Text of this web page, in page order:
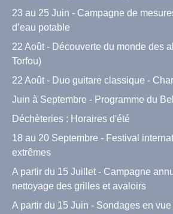
23 au 25 Juin - Campagne de
d’eau potable
22 Août - Découverte du monde des
Torfou)
22 Août - Duo guitare classique -
Juin à Septembre - Programme du
Déchèteries : Horaires d'été
18 au 20 Septembre - Festival
extrêmes
A partir du 15 Juillet - Campagne
nettoyage des grilles et avaloirs
A partir du 15 Juin - Sondages en